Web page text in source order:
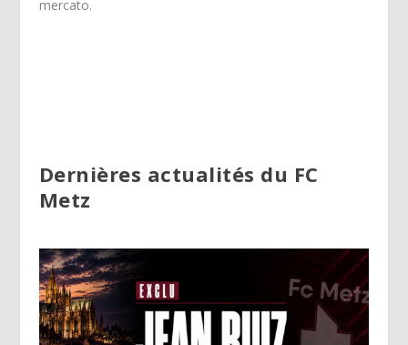
mercato.
Dernières actualités du FC
Metz